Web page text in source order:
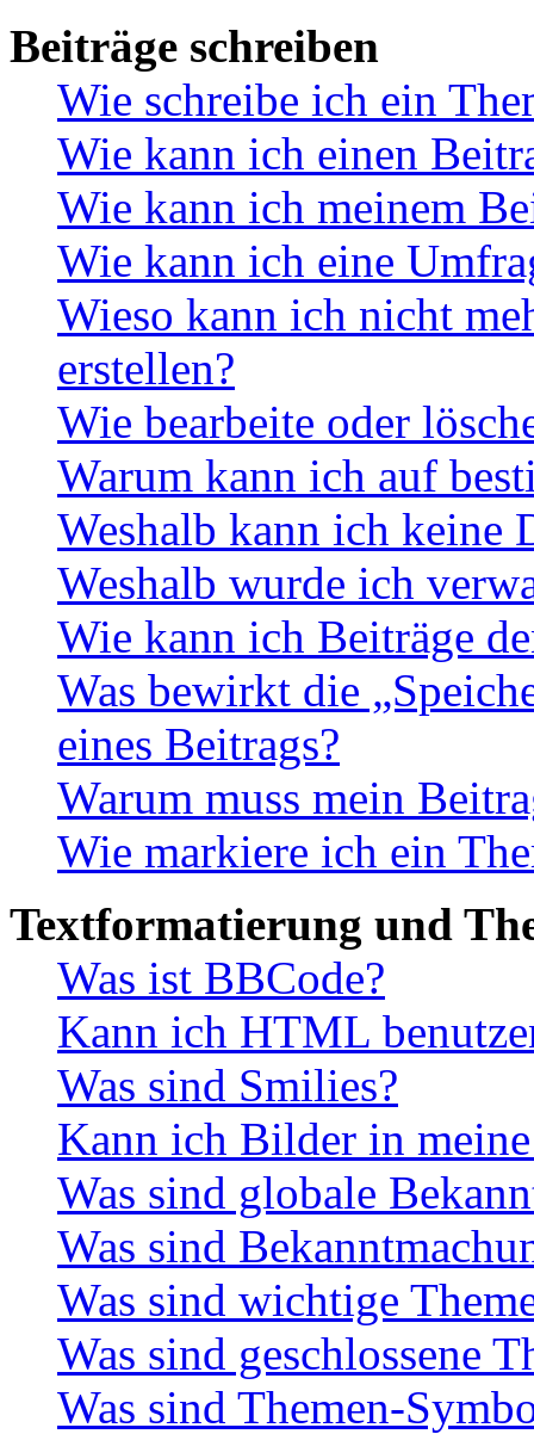
Beiträge schreiben
Wie schreibe ich ein
Wie kann ich einen
Wie kann ich meinem
Wie kann ich eine
Wieso kann ich nicht
erstellen?
Wie bearbeite oder
Warum kann ich auf
Weshalb kann ich keine
Weshalb wurde ich
Wie kann ich Beiträge
Was bewirkt die
eines Beitrags?
Warum muss mein
Wie markiere ich ein
Textformatierung und
Was ist BBCode?
Kann ich HTML
Was sind Smilies?
Kann ich Bilder in
Was sind globale
Was sind
Was sind wichtige
Was sind geschlossene
Was sind Themen-